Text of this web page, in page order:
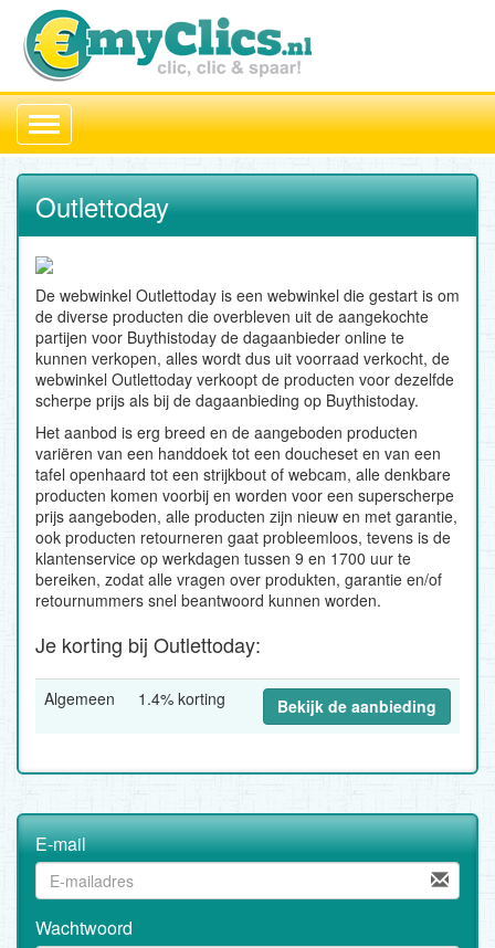
Toggle
navigation
Outlettoday
De webwinkel Outlettoday is een webwinkel die gestart is om
de diverse producten die overbleven uit de aangekochte
partijen voor Buythistoday de dagaanbieder online te
kunnen verkopen, alles wordt dus uit voorraad verkocht, de
webwinkel Outlettoday verkoopt de producten voor dezelfde
scherpe prijs als bij de dagaanbieding op Buythistoday.
Het aanbod is erg breed en de aangeboden producten
variëren van een handdoek tot een doucheset en van een
tafel openhaard tot een strijkbout of webcam, alle denkbare
producten komen voorbij en worden voor een superscherpe
prijs aangeboden, alle producten zijn nieuw en met garantie,
ook producten retourneren gaat probleemloos, tevens is de
klantenservice op werkdagen tussen 9 en 1700 uur te
bereiken, zodat alle vragen over produkten, garantie en/of
retournummers snel beantwoord kunnen worden.
Je korting bij Outlettoday:
Algemeen 1.4% korting Bekijk de aanbieding
E-mail
Wachtwoord